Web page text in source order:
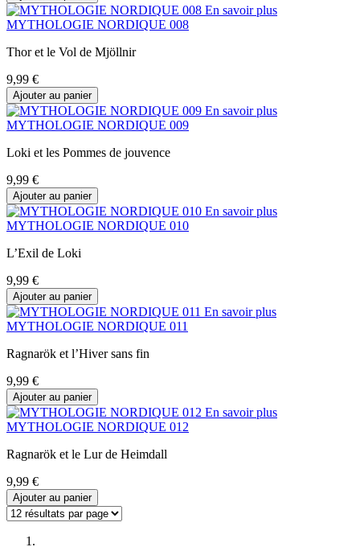
En savoir plus
MYTHOLOGIE NORDIQUE 008
Thor et le Vol de Mjöllnir
9,99 €
Ajouter au panier
En savoir plus
MYTHOLOGIE NORDIQUE 009
Loki et les Pommes de jouvence
9,99 €
Ajouter au panier
En savoir plus
MYTHOLOGIE NORDIQUE 010
L’Exil de Loki
9,99 €
Ajouter au panier
En savoir plus
MYTHOLOGIE NORDIQUE 011
Ragnarök et l’Hiver sans fin
9,99 €
Ajouter au panier
En savoir plus
MYTHOLOGIE NORDIQUE 012
Ragnarök et le Lur de Heimdall
9,99 €
Ajouter au panier